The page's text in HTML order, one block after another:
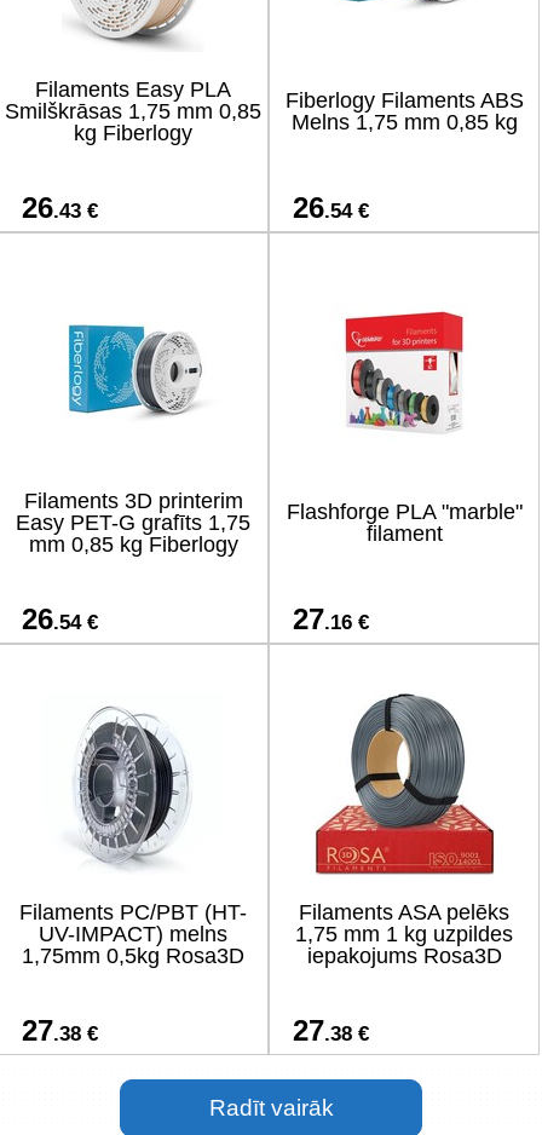
Filaments Easy PLA
Smilškrāsas 1,75 mm 0,85
kg Fiberlogy
26.43 €
Fiberlogy Filaments ABS
Melns 1,75 mm 0,85 kg
26.54 €
Filaments 3D printerim
Easy PET-G grafīts 1,75
mm 0,85 kg Fiberlogy
26.54 €
Flashforge PLA "marble"
filament
27.16 €
Filaments PC/PBT (HT-
UV-IMPACT) melns
1,75mm 0,5kg Rosa3D
27.38 €
Filaments ASA pelēks
1,75 mm 1 kg uzpildes
iepakojums Rosa3D
27.38 €